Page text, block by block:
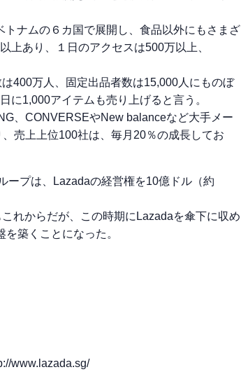
ナムの６カ国で展開し、食品以外にもさまざ
上あり、１日のアクセスは500万以上、
400万人、固定出品者数は15,000人にものぼ
に1,000アイテムも売り上げると言う。
、CONVERSEやNew balanceなど大手メー
売上上位100社は、毎月20％の成長してお
ープは、Lazadaの経営権を10億ドル（約
れからだが、この時期にLazadaを傘下に収め
築くことになった。
www.lazada.sg/